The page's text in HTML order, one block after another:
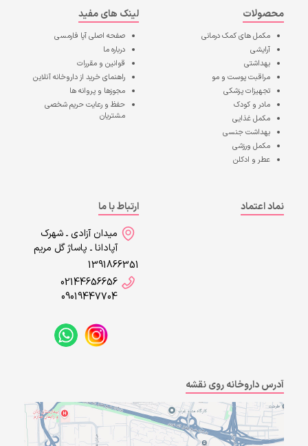
محصولات
مکمل های کمک درمانی
آرایشی
بهداشتی
مراقبت پوست و مو
تجهیزات پزشکی
مادر و کودک
مکمل غذایی
بهداشت جنسی
مکمل ورزشی
عطر و ادکلن
لینک های مفید
صفحه اصلیآپا فارمسی
درباره ما
قوانین و مقررات
راهنمای خرید از داروخانه آنلاین
مجوزها و پروانه ها
حفظ و رعایت حریم شخصی
مشتریان
نماد اعتماد
ارتباط با ما
میدان آزادی ـ شهرک
آپادانا ـ پاساژ گل مریم
1391866351
02144656656
09019447704
آدرس داروخانه روی نقشه